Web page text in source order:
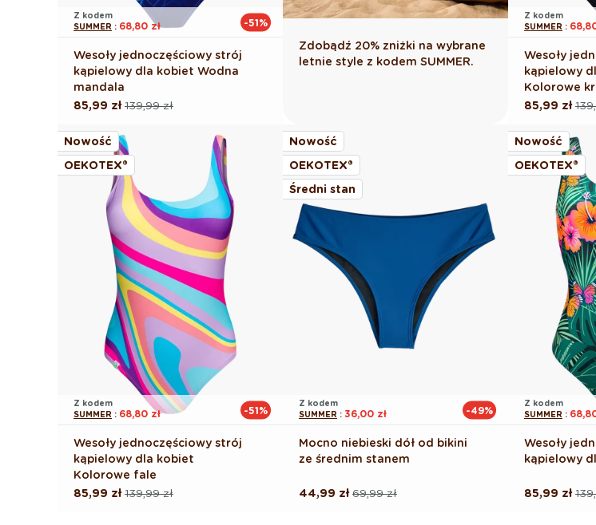
Z kodem
SUMMER : 68,80 zł -51%
Wesoły jednoczęściowy strój
kąpielowy dla kobiet Wodna
mandala
Cena
139,99 zł
Cena
85,99 zł
Zdobądź 20% zniżki na wybrane
letnie style z kodem SUMMER.
Z kodem
SUMMER :
Wesoły
kąpielowy
Kolorowe
Cena
Cena
85,99 zł
Nowość
OEKOTEX®
Z kodem
SUMMER : 68,80 zł -51%
Wesoły jednoczęściowy strój
kąpielowy dla kobiet
Kolorowe fale
Cena
139,99 zł
Cena
85,99 zł
Nowość
OEKOTEX®
Średni stan
Z kodem
SUMMER : 36,00 zł -49%
Mocno niebieski dół od bikini
ze średnim stanem
Cena
69,99 zł
Cena
44,99 zł
Nowość
OEKOTEX®
Z kodem
SUMMER :
Wesoły
kąpielowy
Cena
Cena
85,99 zł